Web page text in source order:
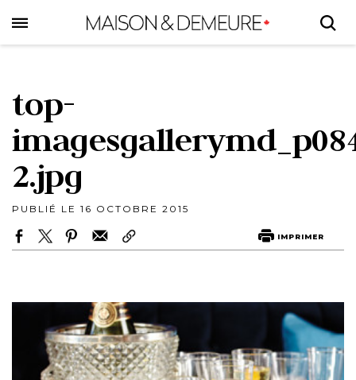
to
main
top-
2.jpg
PUBLIÉ LE 16 OCTOBRE 2015
IMPRIMER